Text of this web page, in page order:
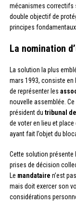
mécanismes correctifs
double objectif de
principes
La nomination
La solution la plus
mars 1993, consiste en
de représenter les
nouvelle assemblée. Ce
président du tribunal
de voter en lieu et
ayant fait l’objet du
Cette solution présente
prises de décision
Le mandataire n’est
mais doit exercer son
considérations